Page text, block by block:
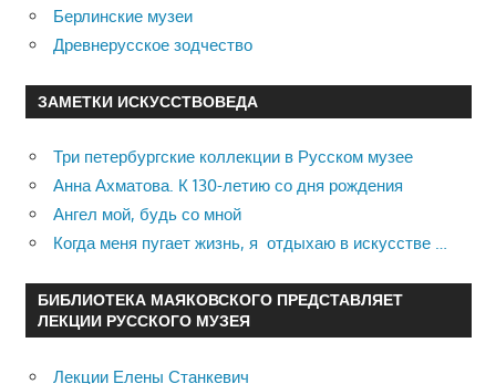
Берлинские музеи
Древнерусское зодчество
ЗАМЕТКИ ИСКУССТВОВЕДА
Три петербургские коллекции в Русском музее
Анна Ахматова. К 130-летию со дня рождения
Ангел мой, будь со мной
Когда меня пугает жизнь, я отдыхаю в искусстве …
БИБЛИОТЕКА МАЯКОВСКОГО ПРЕДСТАВЛЯЕТ
ЛЕКЦИИ РУССКОГО МУЗЕЯ
Лекции Елены Станкевич